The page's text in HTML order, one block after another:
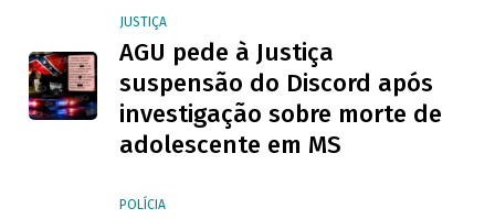
JUSTIÇA
AGU pede à Justiça
suspensão do Discord após
investigação sobre morte de
adolescente em MS
POLÍCIA